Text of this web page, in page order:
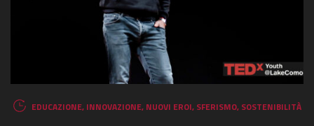
EDUCAZIONE, INNOVAZIONE, NUOVI EROI, SFERISMO, SOSTENIBILITÀ